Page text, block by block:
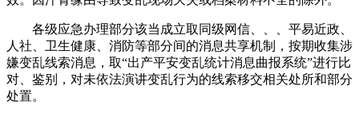
各级应急办理部分该当成立取同级网信、、、平易近政、
人社、卫生健康、消防等部分间的消息共享机制，按期收集涉
嫌变乱线索消息，取“出产平安变乱统计消息曲报系统”进行比
对、鉴别，对未依法演讲变乱行为的线索移交相关处所和部分
处置。